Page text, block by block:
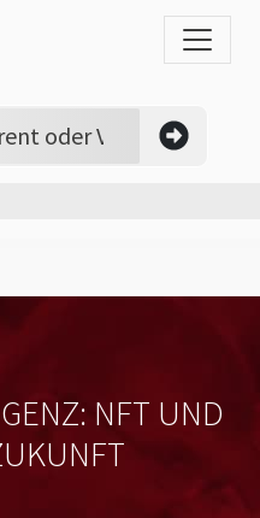
NFT UND